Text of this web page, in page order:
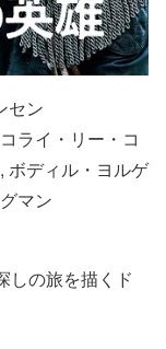
セン
ライ・リー・コ
ボディル・ヨルゲ
マン
しの旅を描くド